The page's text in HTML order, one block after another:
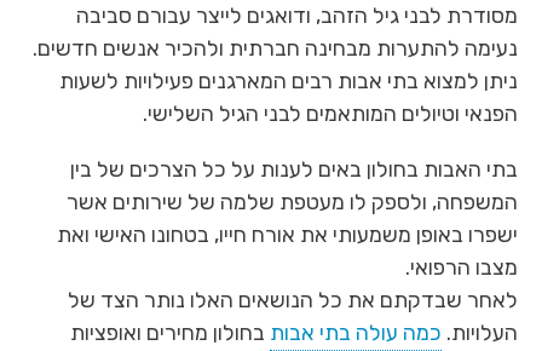
מסודרת לבני גיל הזהב, ודואגים לייצר עבורם סביבה
נעימה להתערות מבחינה חברתית ולהכיר אנשים חדשים.
ניתן למצוא בתי אבות רבים המארגנים פעילויות לשעות
הפנאי וטיולים המותאמים לבני הגיל השלישי.
בתי האבות בחולון באים לענות על כל הצרכים של בין
המשפחה, ולספק לו מעטפת שלמה של שירותים אשר
ישפרו באופן משמעותי את אורח חייו, בטחונו האישי ואת
מצבו הרפואי.
לאחר שבדקתם את כל הנושאים האלו נותר הצד של
העלויות. כמה עולה בתי אבות בחולון מחירים ואופציות